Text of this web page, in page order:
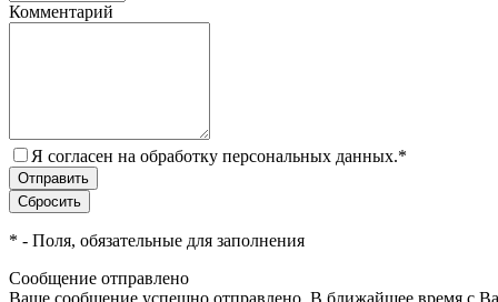
Комментарий
Я согласен на обработку персональных данных.*
* - Поля, обязательные для заполнения
Сообщение отправлено
Ваше сообщение успешно отправлено. В ближайшее время с